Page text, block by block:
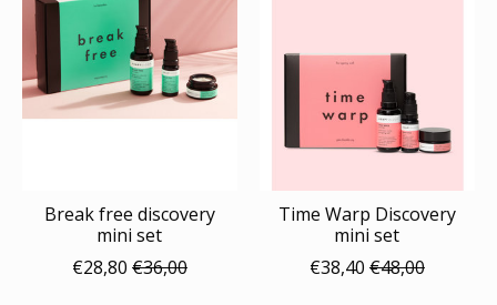
Break free discovery
mini set
€28,80 €36,00
Time Warp Discovery
mini set
€38,40 €48,00